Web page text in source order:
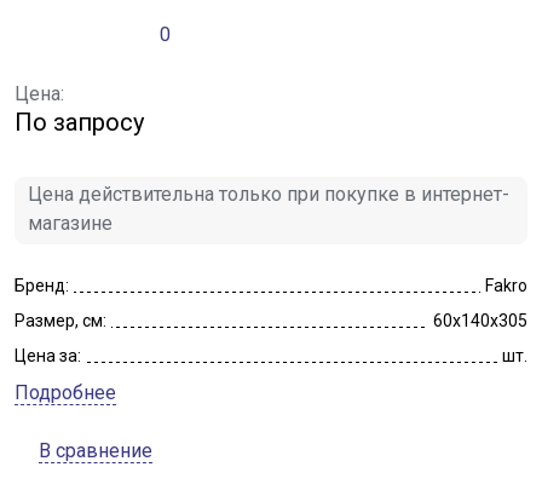
0
Цена:
По запросу
Цена действительна только при покупке в интернет-
магазине
Бренд:
Fakro
Размер, см:
60x140x305
Цена за:
шт.
Подробнее
В сравнение